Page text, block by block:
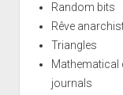
Random bits
Rêve
Triangles
Mathematical
journals